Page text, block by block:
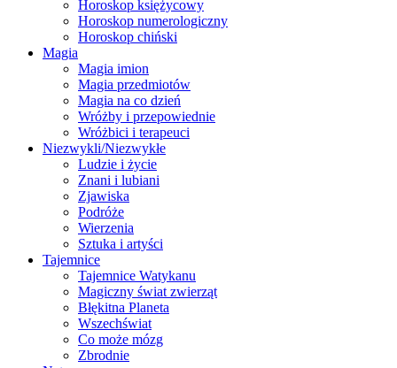
Horoskop księżycowy
Horoskop numerologiczny
Horoskop chiński
Magia
Magia imion
Magia przedmiotów
Magia na co dzień
Wróżby i przepowiednie
Wróżbici i terapeuci
Niezwykli/Niezwykłe
Ludzie i życie
Znani i lubiani
Zjawiska
Podróże
Wierzenia
Sztuka i artyści
Tajemnice
Tajemnice Watykanu
Magiczny świat zwierząt
Błękitna Planeta
Wszechświat
Co może mózg
Zbrodnie